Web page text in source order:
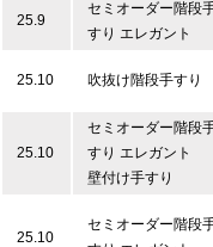
25.9
セミオーダー階段
すり エレガント
25.10 吹抜け階段手すり
25.10
セミオーダー階段
すり エレガント
壁付け手すり
25.10
セミオーダー階段